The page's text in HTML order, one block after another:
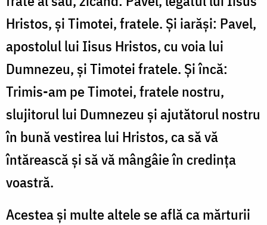
Hristos, și Timotei, fratele. Și iarăși: Pavel,
apostolul lui Iisus Hristos, cu voia lui
Dumnezeu, și Timotei fratele. Și încă:
Trimis-am pe Timotei, fratele nostru,
slujitorul lui Dumnezeu și ajutătorul nostru
în bună vestirea lui Hristos, ca să vă
întărească și să vă mângâie în credința
voastră.
Acestea și multe altele se află ca mărturii